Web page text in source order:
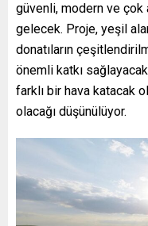
güvenli, modern ve çok
gelecek. Proje, yeşil
donatıların
önemli katkı
farklı bir hava katacak
olacağı düşünülüyor.